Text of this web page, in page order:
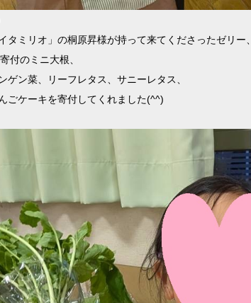
ミリオ」の桐原昇様が持って来てくださったゼリー、
付のミニ大根、
ン菜、リーフレタス、サニーレタス、
ごケーキを寄付してくれました(^^)